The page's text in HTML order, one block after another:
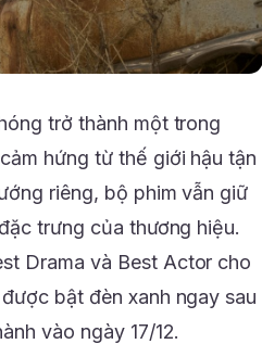
trở thành một trong
hứng từ thế giới hậu tận
riêng, bộ phim vẫn giữ
trưng của thương hiệu.
Drama và Best Actor cho
bật đèn xanh ngay sau
vào ngày 17/12.